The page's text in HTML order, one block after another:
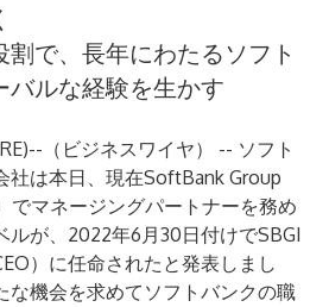
割で、長年にわたるソフト
バルな経験を生かす
)-- （ビジネスワイヤ） -- ソフト
社は本日、現在SoftBank Group
でマネージングパートナーを務め
ルが、2022年6月30日付けでSBGI
）に任命されたと発表しまし
な機会を求めてソフトバンクの職